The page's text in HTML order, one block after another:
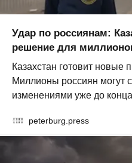
Удар по россиянам:
решение для
Казахстан готовит новые
Миллионы россиян могут
изменениями уже до
peterburg.press